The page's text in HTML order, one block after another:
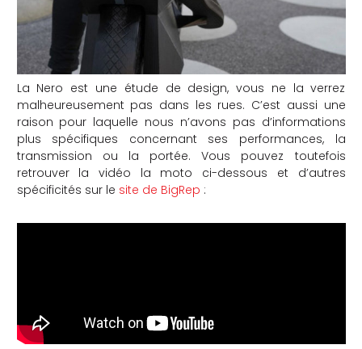
La Nero est une étude de design, vous ne la verrez
malheureusement pas dans les rues. C’est aussi une
raison pour laquelle nous n’avons pas d’informations
plus spécifiques concernant ses performances, la
transmission ou la portée. Vous pouvez toutefois
retrouver la vidéo la moto ci-dessous et d’autres
spécificités sur le site de BigRep :